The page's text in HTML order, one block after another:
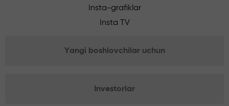
Insta-grafiklar
Insta TV
Yangi boshlovchilar uchun
Investorlar